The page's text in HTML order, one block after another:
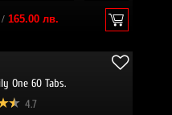
/ 165.00 лв.
One 60 Tabs.
4.7